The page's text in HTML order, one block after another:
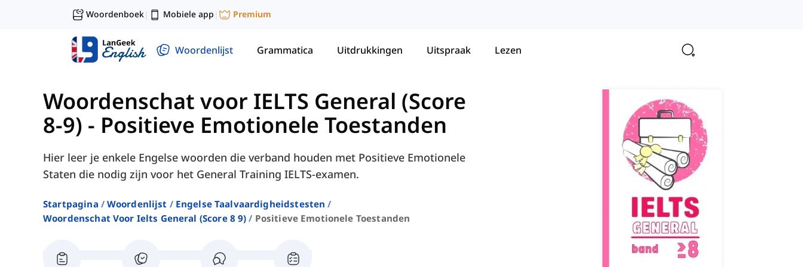
Woordenboek| Mobiele app | Premium
Woordenlijst Grammatica Uitdrukkingen Uitspraak Lezen
Woordenschat voor IELTS General (Score
8-9) - Positieve Emotionele Toestanden
Hier leer je enkele Engelse woorden die verband houden met Positieve Emotionele
Staten die nodig zijn voor het General Training IELTS-examen.
Startpagina Woordenlijst
Engelse Taalvaardigheidstesten
Woordenschat Voor Ielts General (score 8 9)
Positieve Emotionele Toestanden